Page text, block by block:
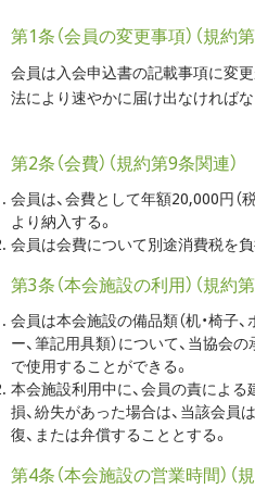
第1条（会員の変更事項）（規約
会員は入会申込書の記載事項に変
法により速やかに届け出なければな
第2条（会費）（規約第9条関連）
会員は、会費として年額20,000円（
より納入する。
会員は会費について別途消費税を負
第3条（本会施設の利用）（規約
会員は本会施設の備品類（机・椅子
ー、筆記用具類）について、当協会
で使用することができる。
本会施設利用中に、会員の責による
損、紛失があった場合は、当該会員
復、または弁償することとする。
第4条（本会施設の営業時間）（